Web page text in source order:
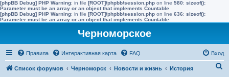
[phpBB Debug] PHP Warning: in file [ROOT]/phpbb/session.php on line 580: sizeof():
Parameter must be an array or an object that implements Countable
[phpBB Debug] PHP Warning: in file [ROOT]/phpbb/session.php on line 636: sizeof():
Parameter must be an array or an object that implements Countable
Черноморское
Правила Интерактивная карта FAQ Вход
Список форумов Черноморск Новости и жизнь История